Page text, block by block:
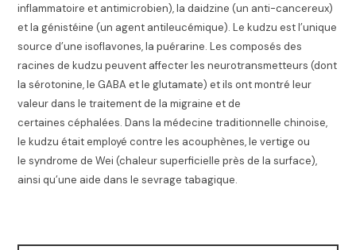
inflammatoire et antimicrobien), la daidzine (un anti-cancereux)
et la génistéine (un agent antileucémique). Le kudzu est l’unique
source d’une isoflavones, la puérarine. Les composés des
racines de kudzu peuvent affecter les neurotransmetteurs (dont
la sérotonine, le GABA et le glutamate) et ils ont montré leur
valeur dans le traitement de la migraine et de
certaines céphalées. Dans la médecine traditionnelle chinoise,
le kudzu était employé contre les acouphènes, le vertige ou
le syndrome de Wei (chaleur superficielle près de la surface),
ainsi qu’une aide dans le sevrage tabagique.